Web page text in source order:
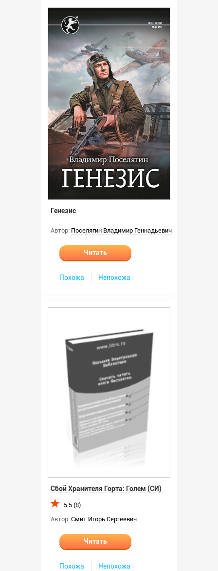
Генезис
Автор: Поселягин Владимир Геннадьевич
Читать
Похожа Непохожа
Сбой Хранителя Горта: Голем (СИ)
5.5 (8)
Автор: Смит Игорь Сергеевич
Читать
Похожа Непохожа